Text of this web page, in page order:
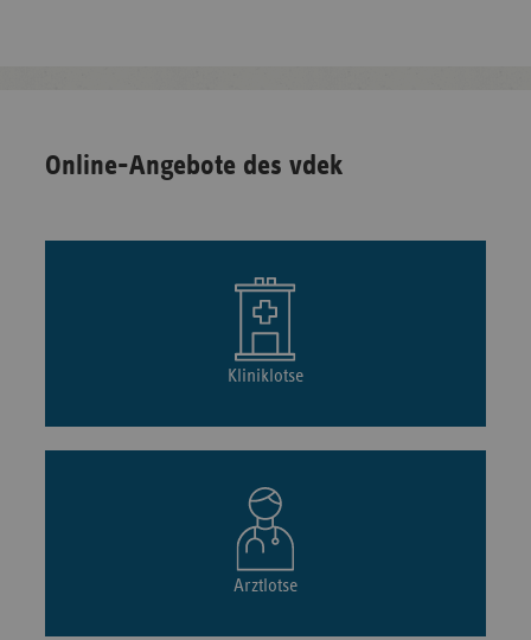
Online-Angebote des vdek
Kliniklotse
Arztlotse